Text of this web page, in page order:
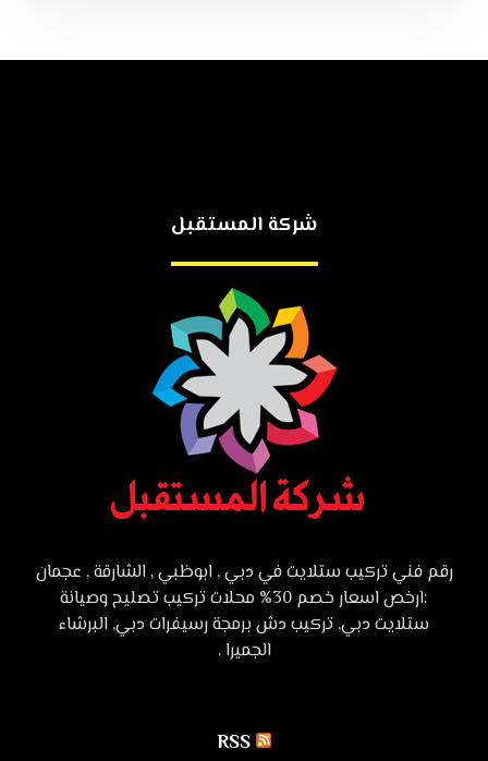
شركة المستقبل
رقم فني تركيب ستلايت في دبي , ابوظبي , الشارقة , عجمان
:ارخص اسعار خصم 30% محلات تركيب تصليح وصيانة
ستلايت دبي, تركيب دش برمجة رسيفرات دبي, البرشاء
الجميرا .
RSS